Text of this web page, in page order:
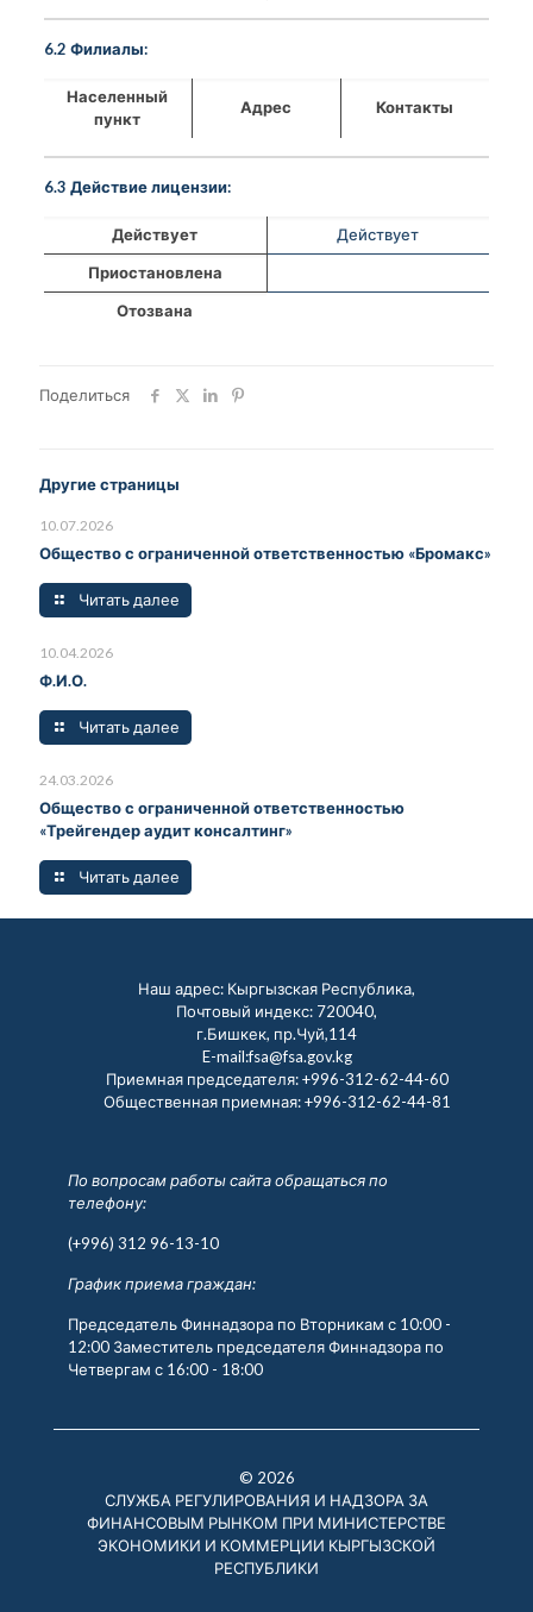
6.2 Филиалы:
Населенный
пункт
Адрес Контакты
6.3 Действие лицензии:
Действует
Действует
Приостановлена
Отозвана
Поделиться
Другие страницы
10.07.2026
Общество с ограниченной ответственностью «Бромакс»
Читать далее
10.04.2026
Ф.И.О.
Читать далее
24.03.2026
Общество с ограниченной ответственностью
«Трейгендер аудит консалтинг»
Читать далее
Наш адрес: Кыргызская Республика,
Почтовый индекс: 720040,
г.Бишкек, пр.Чуй,114
E-mail:fsa@fsa.gov.kg
Приемная председателя:+996-312-62-44-60
Общественная приемная:+996-312-62-44-81
По вопросам работы сайта обращаться по
телефону:
(+996) 312 96-13-10
График приема граждан:
Председатель Финнадзора по Вторникам с 10:00 -
12:00 Заместитель председателя Финнадзора по
Четвергам с 16:00 - 18:00
© 2026
СЛУЖБА РЕГУЛИРОВАНИЯ И НАДЗОРА ЗА
ФИНАНСОВЫМ РЫНКОМ ПРИ МИНИСТЕРСТВЕ
ЭКОНОМИКИ И КОММЕРЦИИ КЫРГЫЗСКОЙ
РЕСПУБЛИКИ